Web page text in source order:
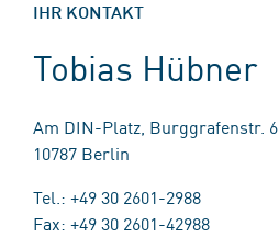
IHR KONTAKT
Tobias Hübner
Am DIN-Platz, Burggrafenstr. 6
10787 Berlin
Tel.: +49 30 2601-2988
Fax: +49 30 2601-42988